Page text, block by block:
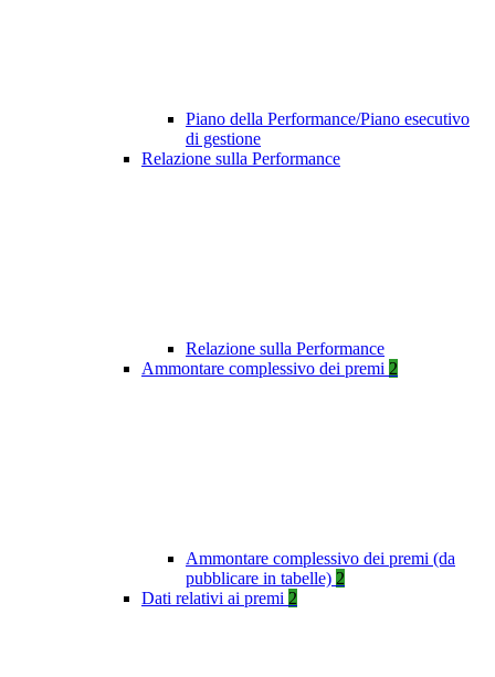
Piano della Performance/Piano esecutivo
di gestione
Relazione sulla Performance
Relazione sulla Performance
Ammontare complessivo dei premi 2
Ammontare complessivo dei premi (da
pubblicare in tabelle) 2
Dati relativi ai premi 2